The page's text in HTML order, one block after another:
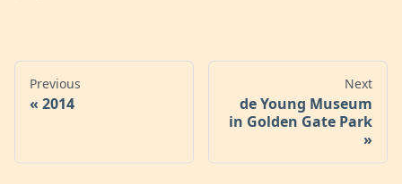
Previous
2014
Next
de Young Museum
in Golden Gate Park